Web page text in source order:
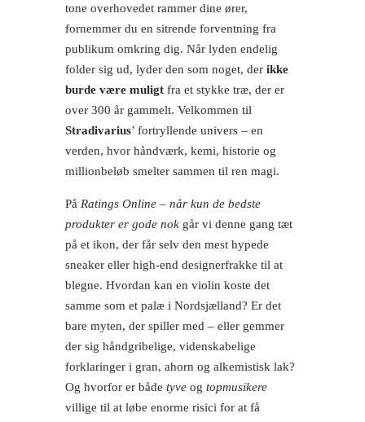
tone overhovedet rammer dine ører,
fornemmer du en sitrende forventning fra
publikum omkring dig. Når lyden endelig
folder sig ud, lyder den som noget, der ikke
burde være muligt fra et stykke træ, der er
over 300 år gammelt. Velkommen til
Stradivarius’ fortryllende univers – en
verden, hvor håndværk, kemi, historie og
millionbeløb smelter sammen til ren magi.
På Ratings Online – når kun de bedste
produkter er gode nok går vi denne gang tæt
på et ikon, der får selv den mest hypede
sneaker eller high-end designerfrakke til at
blegne. Hvordan kan en violin koste det
samme som et palæ i Nordsjælland? Er det
bare myten, der spiller med – eller gemmer
der sig håndgribelige, videnskabelige
forklaringer i gran, ahorn og alkemistisk lak?
Og hvorfor er både tyve og topmusikere
villige til at løbe enorme risici for at få